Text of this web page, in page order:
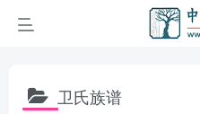
卫氏族谱